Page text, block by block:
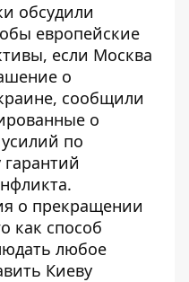
обсудили
европейские
если Москва
о
сообщили
о
по
о прекращении
как способ
любое
Киеву